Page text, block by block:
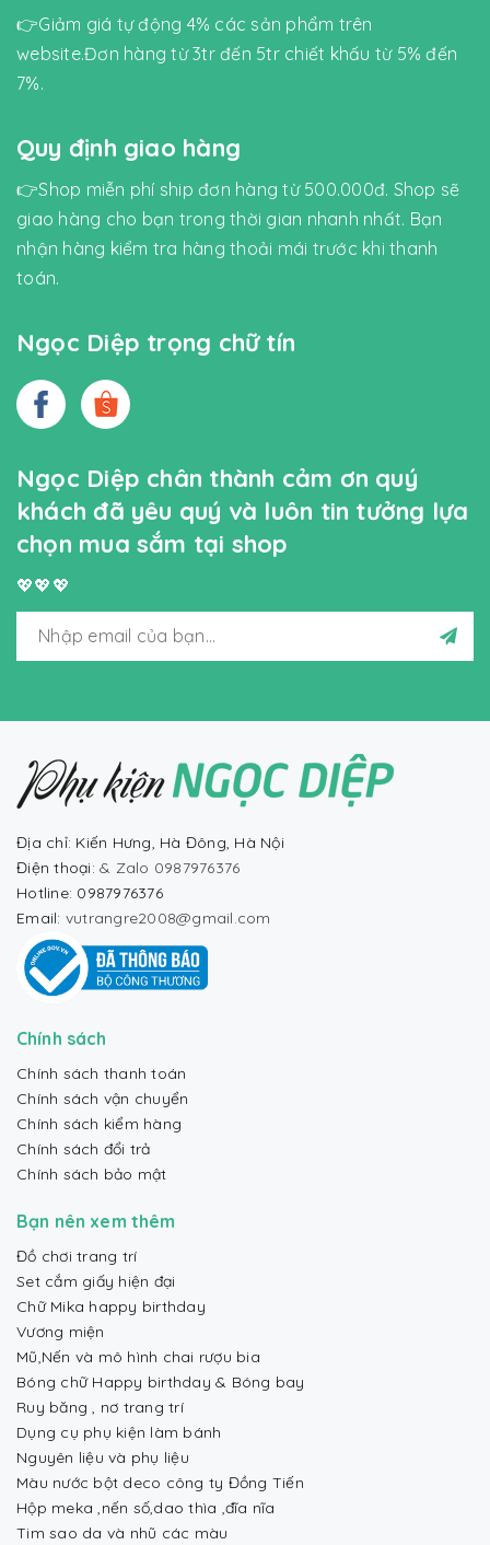
👉Giảm giá tự động 4% các sản phẩm trên
website.Đơn hàng từ 3tr đến 5tr chiết khấu từ 5% đến
7%.
Quy định giao hàng
👉Shop miễn phí ship đơn hàng từ 500.000đ. Shop sẽ
giao hàng cho bạn trong thời gian nhanh nhất. Bạn
nhận hàng kiểm tra hàng thoải mái trước khi thanh
toán.
Ngọc Diệp trọng chữ tín
Ngọc Diệp chân thành cảm ơn quý
khách đã yêu quý và luôn tin tưởng lựa
chọn mua sắm tại shop
💖💖💖
Địa chỉ: Kiến Hưng, Hà Đông, Hà Nội
Điện thoại: & Zalo 0987976376
Hotline: 0987976376
Email: vutrangre2008@gmail.com
Chính sách
Chính sách thanh toán
Chính sách vận chuyển
Chính sách kiểm hàng
Chính sách đổi trả
Chính sách bảo mật
Bạn nên xem thêm
Đồ chơi trang trí
Set cắm giấy hiện đại
Chữ Mika happy birthday
Vương miện
Mũ,Nến và mô hình chai rượu bia
Bóng chữ Happy birthday & Bóng bay
Ruy băng , nơ trang trí
Dụng cụ phụ kiện làm bánh
Nguyên liệu và phụ liệu
Màu nước bột deco công ty Đồng Tiến
Hộp meka ,nến số,dao thìa ,đĩa nĩa
Tim sao da và nhũ các màu